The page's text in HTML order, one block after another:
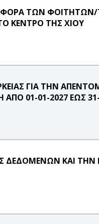
ΤΩΝ ΦΟΙΤΗΤΩΝ/
ΚΕΝΤΡΟ ΤΗΣ ΧΙΟΥ
ΓΙΑ ΤΗΝ
01-01-2027 ΕΩΣ
ΚΑΙ ΤΗΝ